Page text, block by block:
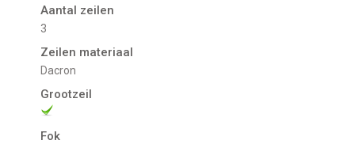
Aantal zeilen
3
Zeilen materiaal
Dacron
Grootzeil
Fok